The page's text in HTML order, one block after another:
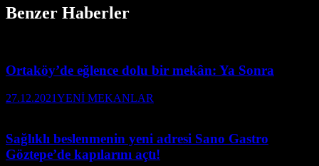
Benzer Haberler
Ortaköy’de eğlence dolu bir mekân: Ya Sonra
27.12.2021YENİ MEKANLAR
Sağlıklı beslenmenin yeni adresi Sano Gastro
Göztepe’de kapılarını açtı!